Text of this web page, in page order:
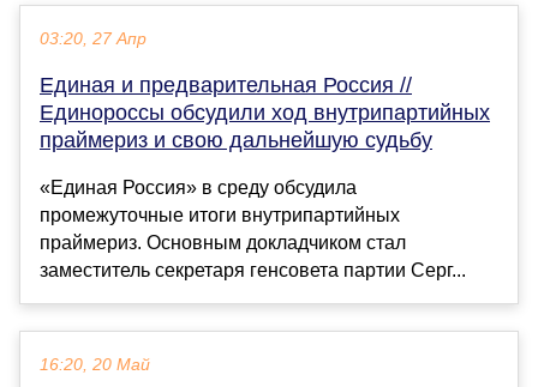
03:20, 27 Апр
Единая и предварительная Россия //
Единороссы обсудили ход внутрипартийных
праймериз и свою дальнейшую судьбу
«Единая Россия» в среду обсудила
промежуточные итоги внутрипартийных
праймериз. Основным докладчиком стал
заместитель секретаря генсовета партии Серг...
16:20, 20 Май